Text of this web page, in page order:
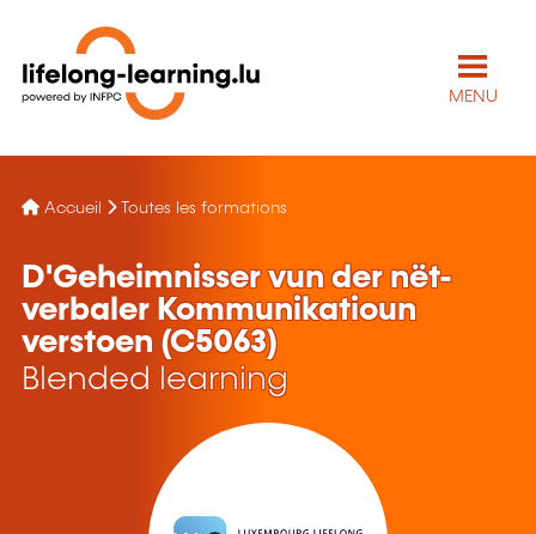
MENU
Accueil Toutes les formations
D'Geheimnisser vun der nët-
verbaler Kommunikatioun
verstoen (C5063)
Blended learning